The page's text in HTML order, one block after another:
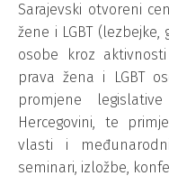
Sarajevski otvoreni
žene i LGBT
osobe kroz
prava žena i LGBT
promjene
Hercegovini, te
vlasti i
seminari, izložbe,